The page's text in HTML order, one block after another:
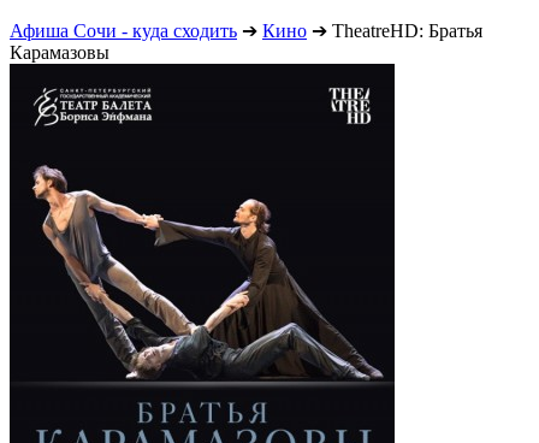
Афиша Сочи - куда сходить ➔ Кино ➔ TheatreHD: Братья
Карамазовы